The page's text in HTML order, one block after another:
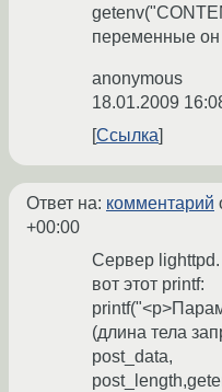
переменные он
anonymous
18.01.2009
Ссылка
Ответ на: комментарий
+00:00
Сервер lighttpd.
вот этот printf:
(длина тела
post_data,